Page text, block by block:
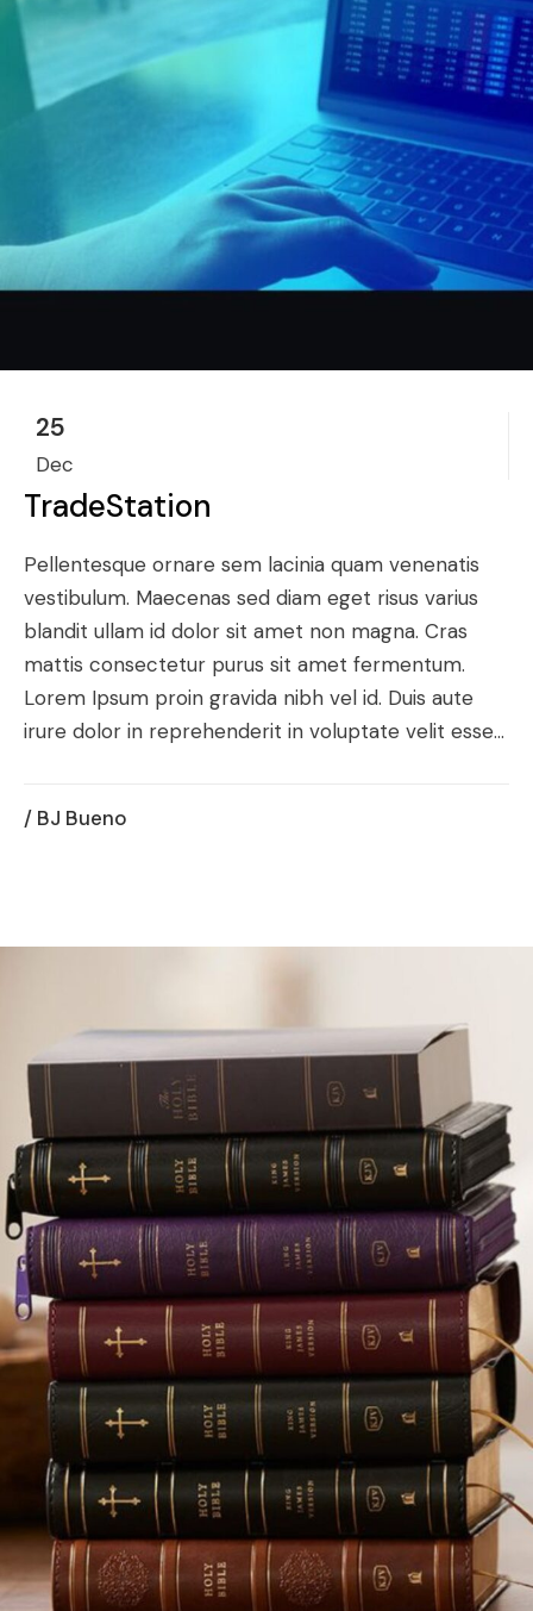
25
Dec
TradeStation
Pellentesque ornare sem lacinia quam venenatis
vestibulum. Maecenas sed diam eget risus varius
blandit ullam id dolor sit amet non magna. Cras
mattis consectetur purus sit amet fermentum.
Lorem Ipsum proin gravida nibh vel id. Duis aute
irure dolor in reprehenderit in voluptate velit esse...
/ BJ Bueno